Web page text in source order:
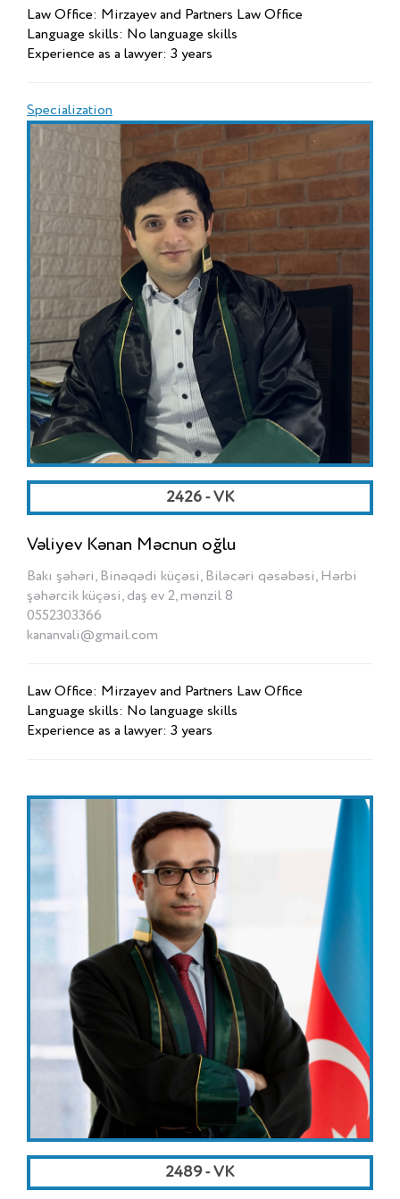
Law Office: Mirzayev and Partners Law Office
Language skills: No language skills
Experience as a lawyer: 3 years
Specialization
2426 - VK
Vəliyev Kənan Məcnun oğlu
Bakı şəhəri, Binəqədi küçəsi, Biləcəri qəsəbəsi, Hərbi
şəhərcik küçəsi, daş ev 2, mənzil 8
0552303366
kananvali@gmail.com
Law Office: Mirzayev and Partners Law Office
Language skills: No language skills
Experience as a lawyer: 3 years
2489 - VK